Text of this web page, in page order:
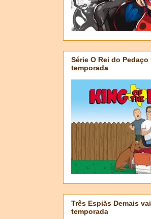
Série O Rei do
temporada
Três Espiãs Demais
temporada